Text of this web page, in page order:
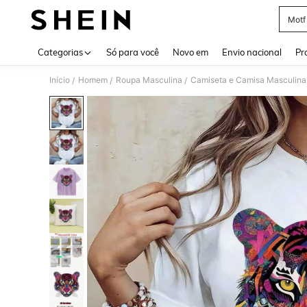
Motf
Categorias Só para você Novo em Envio nacional
Início / Homem / Roupa Masculina / Camiseta e Camisa Masculina